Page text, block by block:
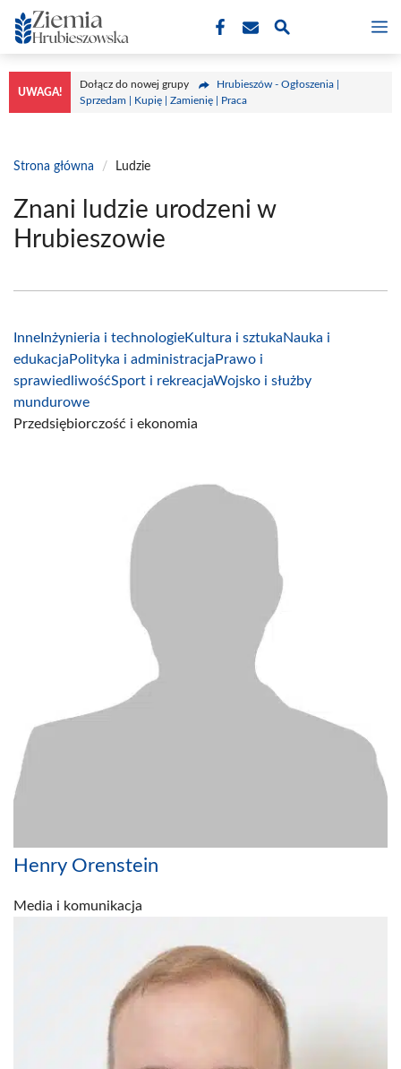
Przejdź
do
treści
UWAGA!
Dołącz do nowej grupy
Hrubieszów - Ogłoszenia |
Sprzedam | Kupię | Zamienię | Praca
Strona główna / Ludzie
Znani ludzie urodzeni w
Hrubieszowie
Inne Inżynieria i technologieKultura i sztukaNauka i
edukacja Polityka i administracja Prawo i
sprawiedliwośćSport i rekreacjaWojsko i służby
mundurowe
Przedsiębiorczość i ekonomia
Henry Orenstein
Media i komunikacja